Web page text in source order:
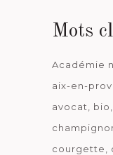
Mots
Académie
aix-en-
avocat
bio
courgette